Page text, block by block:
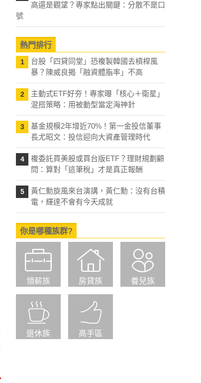
高還是觀望？專家點出關鍵：分散不是口
號
熱門排行
1
台股「四貸同堂」恐複製韓國去槓桿風
暴？陳威良揭「融資體脂率」不高
2
主動式ETF好夯！專家曝「核心＋衛星」
混搭策略：用被動型當定海神針
3
基金規模2年增近70%！第一金投信董事
長尤昭文：投信迎向大資產管理時代
4
複委託買美股或買台版ETF？理財規劃顧
問：算對「這筆稅」才是真正報酬
5
黃仁勳旋風來台演講，黃仁勳：沒有台積
電，輝達不會有今天成就
你是哪種族群?
領薪族 房貸族 養兒族
退休族 高手區